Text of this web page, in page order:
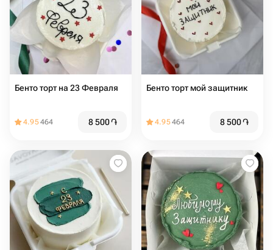
Бенто торт на 23 Февраля
4.95464 8 500֏
Бенто торт мой защитник
4.95464 8 500֏